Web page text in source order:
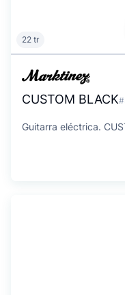
22 tr
CUSTOM BLACK
Guitarra eléctrica.